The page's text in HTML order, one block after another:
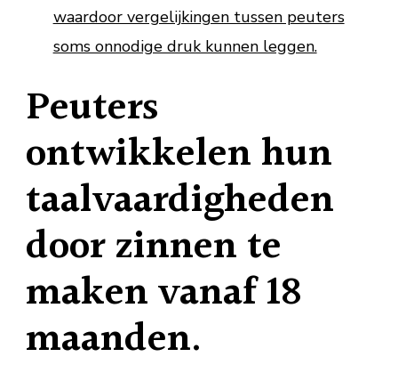
waardoor vergelijkingen tussen peuters
soms onnodige druk kunnen leggen.
Peuters
ontwikkelen hun
taalvaardigheden
door zinnen te
maken vanaf 18
maanden.